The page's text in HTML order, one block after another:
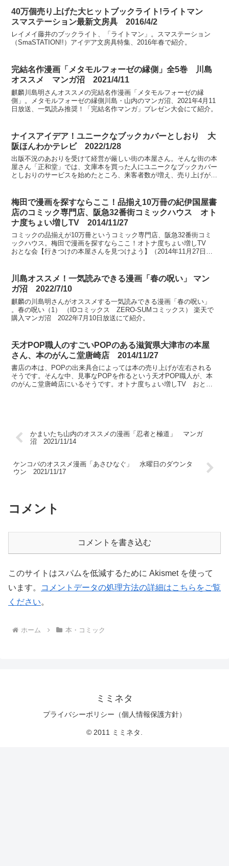
40万個売り上げた大ヒットブックライト!ライトマン
スマステーション最新文房具 2016/4/2
レイメイ藤井のブックライト、「ライトマン」。スマステーション
（SmaSTATION!!）アイデア文房具特集、2016年春で紹介。
完結名作漫画「メタモルフォーゼの縁側」全5巻 川島
オススメ マンガ沼 2021/4/11
麒麟川島明さんオススメの完結名作漫画「メタモルフォーゼの縁
側」。メタモルフォーゼの縁側川島・山内のマンガ沼、2021年4月11
日放送、一気読み推奨！「完結名作マンガ」プレゼン大会にて紹介。
ナイスアイデア！ユニークなブックカバーとしおり 大
阪ほんわかテレビ 2022/1/28
出版不況のあおりを受けて経営が厳しい街の本屋さん。そんな街の本
屋さん「正和堂」では、文庫本を買った人にユニークなブックカバー
としおりのサービスを始めたところ、来客者数が増え、売り上げがア
梅田で漫画を探すならここ！品揃え10万冊の紀伊国屋書
店のコミック専門店、阪急32番街コミックハウス オト
ナ度ちょい増しTV 2014/11/27
コミックの品揃えが10万冊というコミック専門店、阪急32番街コミ
ックハウス。梅田で漫画を探すならここ！オトナ度ちょい増しTV
おとな会【行きつけの本屋さんを見つけよう】（2014年11月27日放
川島オススメ！一気読みできる漫画「春の呪い」 マン
ガ沼 2022/7/10
麒麟の川島明さんがオススメする一気読みできる漫画「春の呪い」
。春の呪い（1） （IDコミックス ZERO-SUMコミックス） 楽天で
購入マンガ沼 2022年7月10日放送にて紹介。
天才POP職人のすごいPOPのある滋賀県大津市の本屋
さん、本のがんこ堂唐崎店 2014/11/27
書店の本は、POPの出来具合によっては本の売り上げが左右される
そうです。そんな中、見事なPOPを作るという天才POP職人が、本
のがんこ堂唐崎店にいるそうです。オトナ度ちょい増しTV おとな
かまいたち山内のオススメの漫画「忍者と極道」 マンガ
沼 2021/11/14
ケンコバのオススメ漫画「あさひなぐ」 水曜日のダウンタ
ウン 2021/11/17
コメント
コメントを書き込む
このサイトはスパムを低減するために Akismet を使って
います。
コメントデータの処理方法の詳細はこちらをご覧
ください。
ホーム 本・コミック
ミミネタ
プライバシーポリシー（個人情報保護方針）
© 2011 ミミネタ.